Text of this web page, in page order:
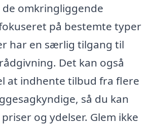
omkringliggende
på bestemte typer
har en særlig tilgang til
Det kan også
at indhente tilbud fra flere
så du kan
og ydelser. Glem ikke